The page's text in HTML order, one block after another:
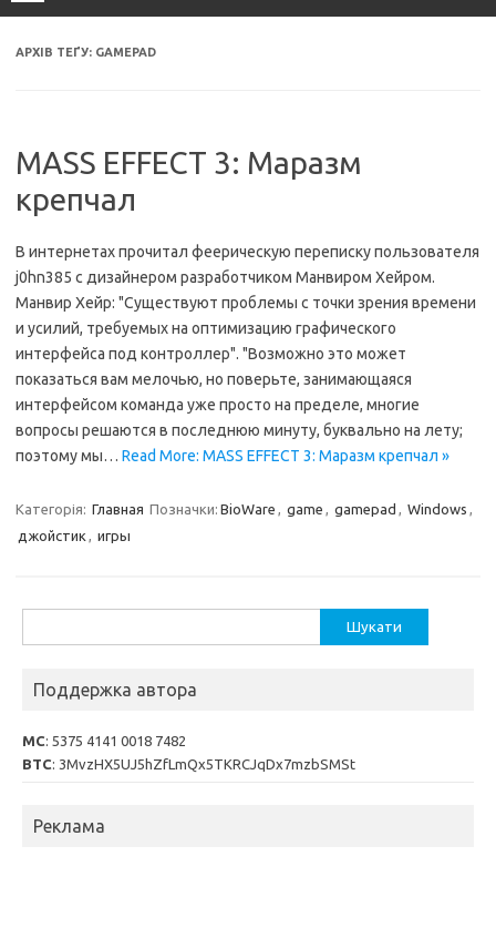
АРХІВ ТЕҐУ: GAMEPAD
MASS EFFECT 3: Маразм
крепчал
В интернетах прочитал феерическую переписку пользователя
j0hn385 с дизайнером разработчиком Манвиром Хейром.
Манвир Хейр: "Существуют проблемы с точки зрения времени
и усилий, требуемых на оптимизацию графического
интерфейса под контроллер". "Возможно это может
показаться вам мелочью, но поверьте, занимающаяся
интерфейсом команда уже просто на пределе, многие
вопросы решаются в последнюю минуту, буквально на лету;
поэтому мы… Read More: MASS EFFECT 3: Маразм крепчал »
Категорія: Главная Позначки: BioWare , game , gamepad , Windows ,
джойстик , игры
Поддержка автора
MC: 5375 4141 0018 7482
BTC: 3MvzHX5UJ5hZfLmQx5TKRCJqDx7mzbSMSt
Реклама